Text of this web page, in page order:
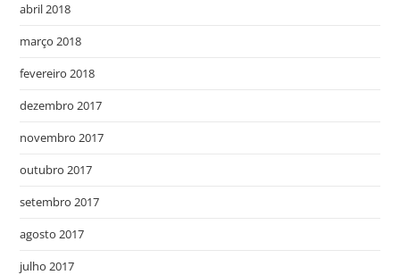
abril 2018
março 2018
fevereiro 2018
dezembro 2017
novembro 2017
outubro 2017
setembro 2017
agosto 2017
julho 2017